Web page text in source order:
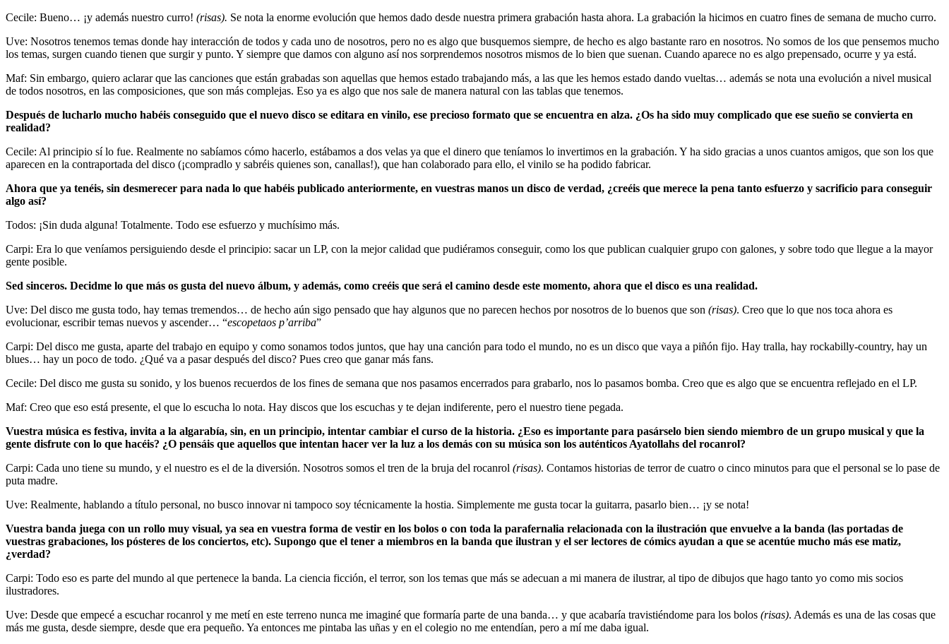
Cecile: Bueno… ¡y además nuestro curro! (risas). Se nota la enorme evolución que hemos dado desde nuestra primera grabación hasta ahora. La grabación la hicimos en cuatro fines de semana de mucho curro.
Uve: Nosotros tenemos temas donde hay interacción de todos y cada uno de nosotros, pero no es algo que busquemos siempre, de hecho es algo bastante raro en nosotros. No somos de los que pensemos mucho
los temas, surgen cuando tienen que surgir y punto. Y siempre que damos con alguno así nos sorprendemos nosotros mismos de lo bien que suenan. Cuando aparece no es algo prepensado, ocurre y ya está.
Maf: Sin embargo, quiero aclarar que las canciones que están grabadas son aquellas que hemos estado trabajando más, a las que les hemos estado dando vueltas… además se nota una evolución a nivel musical
de todos nosotros, en las composiciones, que son más complejas. Eso ya es algo que nos sale de manera natural con las tablas que tenemos.
Después de lucharlo mucho habéis conseguido que el nuevo disco se editara en vinilo, ese precioso formato que se encuentra en alza. ¿Os ha sido muy complicado que ese sueño se convierta en
realidad?
Cecile: Al principio sí lo fue. Realmente no sabíamos cómo hacerlo, estábamos a dos velas ya que el dinero que teníamos lo invertimos en la grabación. Y ha sido gracias a unos cuantos amigos, que son los que
aparecen en la contraportada del disco (¡compradlo y sabréis quienes son, canallas!), que han colaborado para ello, el vinilo se ha podido fabricar.
Ahora que ya tenéis, sin desmerecer para nada lo que habéis publicado anteriormente, en vuestras manos un disco de verdad, ¿creéis que merece la pena tanto esfuerzo y sacrificio para conseguir
algo así?
Todos: ¡Sin duda alguna! Totalmente. Todo ese esfuerzo y muchísimo más.
Carpi: Era lo que veníamos persiguiendo desde el principio: sacar un LP, con la mejor calidad que pudiéramos conseguir, como los que publican cualquier grupo con galones, y sobre todo que llegue a la mayor
gente posible.
Sed sinceros. Decidme lo que más os gusta del nuevo álbum, y además, como creéis que será el camino desde este momento, ahora que el disco es una realidad.
Uve: Del disco me gusta todo, hay temas tremendos… de hecho aún sigo pensado que hay algunos que no parecen hechos por nosotros de lo buenos que son (risas). Creo que lo que nos toca ahora es
evolucionar, escribir temas nuevos y ascender… “escopetaos p’arriba”
Carpi: Del disco me gusta, aparte del trabajo en equipo y como sonamos todos juntos, que hay una canción para todo el mundo, no es un disco que vaya a piñón fijo. Hay tralla, hay rockabilly-country, hay un
blues… hay un poco de todo. ¿Qué va a pasar después del disco? Pues creo que ganar más fans.
Cecile: Del disco me gusta su sonido, y los buenos recuerdos de los fines de semana que nos pasamos encerrados para grabarlo, nos lo pasamos bomba. Creo que es algo que se encuentra reflejado en el LP.
Maf: Creo que eso está presente, el que lo escucha lo nota. Hay discos que los escuchas y te dejan indiferente, pero el nuestro tiene pegada.
Vuestra música es festiva, invita a la algarabía, sin, en un principio, intentar cambiar el curso de la historia. ¿Eso es importante para pasárselo bien siendo miembro de un grupo musical y que la
gente disfrute con lo que hacéis? ¿O pensáis que aquellos que intentan hacer ver la luz a los demás con su música son los auténticos Ayatollahs del rocanrol?
Carpi: Cada uno tiene su mundo, y el nuestro es el de la diversión. Nosotros somos el tren de la bruja del rocanrol (risas). Contamos historias de terror de cuatro o cinco minutos para que el personal se lo pase de
puta madre.
Uve: Realmente, hablando a título personal, no busco innovar ni tampoco soy técnicamente la hostia. Simplemente me gusta tocar la guitarra, pasarlo bien… ¡y se nota!
Vuestra banda juega con un rollo muy visual, ya sea en vuestra forma de vestir en los bolos o con toda la parafernalia relacionada con la ilustración que envuelve a la banda (las portadas de
vuestras grabaciones, los pósteres de los conciertos, etc). Supongo que el tener a miembros en la banda que ilustran y el ser lectores de cómics ayudan a que se acentúe mucho más ese matiz,
¿verdad?
Carpi: Todo eso es parte del mundo al que pertenece la banda. La ciencia ficción, el terror, son los temas que más se adecuan a mi manera de ilustrar, al tipo de dibujos que hago tanto yo como mis socios
ilustradores.
Uve: Desde que empecé a escuchar rocanrol y me metí en este terreno nunca me imaginé que formaría parte de una banda… y que acabaría travistiéndome para los bolos (risas). Además es una de las cosas que
más me gusta, desde siempre, desde que era pequeño. Ya entonces me pintaba las uñas y en el colegio no me entendían, pero a mí me daba igual.